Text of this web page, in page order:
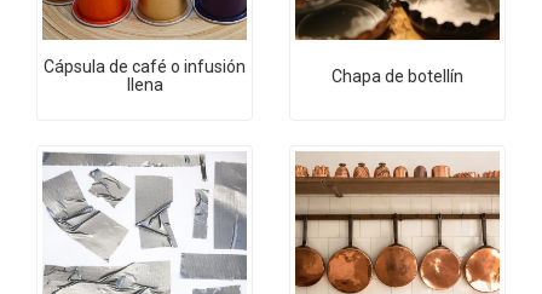
Cápsula de café o infusión
llena
Chapa de botellín